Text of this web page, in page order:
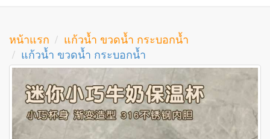
หน้าแรก
แก้วน้ำ ขวดน้ำ กระบอกน้ำ
แก้วน้ำ ขวดน้ำ กระบอกน้ำ